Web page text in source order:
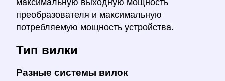
преобразователя и максимальную
потребляемую мощность устройства.
Тип вилки
Разные системы вилок